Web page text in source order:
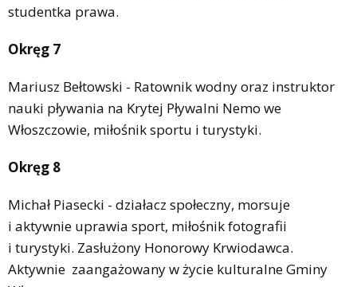
studentka prawa.
Okręg 7
Mariusz Bełtowski - Ratownik wodny oraz instruktor
nauki pływania na Krytej Pływalni Nemo we
Włoszczowie, miłośnik sportu i turystyki.
Okręg 8
Michał Piasecki - działacz społeczny, morsuje
i aktywnie uprawia sport, miłośnik fotografii
i turystyki. Zasłużony Honorowy Krwiodawca.
Aktywnie zaangażowany w życie kulturalne Gminy